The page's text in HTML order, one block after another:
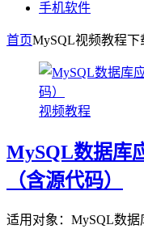
手机软件
首页MySQL视频教程下
视频教程
MySQL数据库
（含源代码）
适用对象：MySQL数